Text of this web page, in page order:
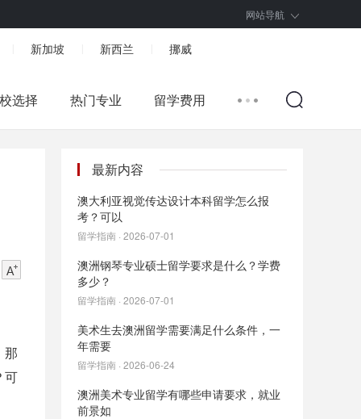
网站导航
新加坡 新西兰 挪威
选择 热门专业 留学费用
那
可
最新内容
澳大利亚视觉传达设计本科留学怎么报
考？可以
留学指南 · 2026-07-01
澳洲钢琴专业硕士留学要求是什么？学费
多少？
留学指南 · 2026-07-01
美术生去澳洲留学需要满足什么条件，一
年需要
留学指南 · 2026-06-24
澳洲美术专业留学有哪些申请要求，就业
前景如